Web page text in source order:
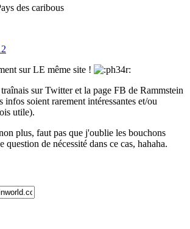
des caribous
sur LE même site !
sur Twitter et la page FB de Rammstein
infos soient rarement intéressantes et/ou
utile).
plus, faut pas que j'oublie les bouchons
question de nécessité dans ce cas, hahaha.